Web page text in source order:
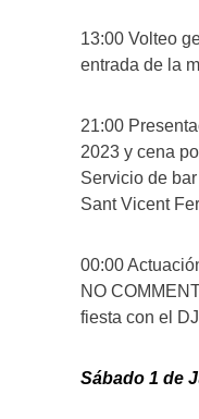
13:00 Volteo
entrada de la
21:00
2023 y cena
Servicio de
Sant Vicent
00:00
NO
fiesta con el
Sábado 1 de